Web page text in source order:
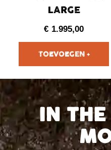
LARGE
€ 1.995,00
IN